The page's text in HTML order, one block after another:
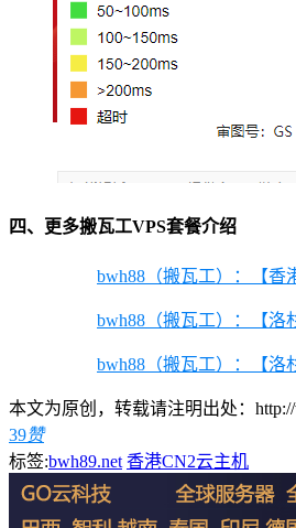
四、更多搬瓦工VPS套餐介绍
bwh88（搬瓦工）：【香
bwh88（搬瓦工）：【洛
bwh88（搬瓦工）：【洛
本文为原创，转载请注明出处：http://
39赞
标签:bwh89.net 香港CN2云主机